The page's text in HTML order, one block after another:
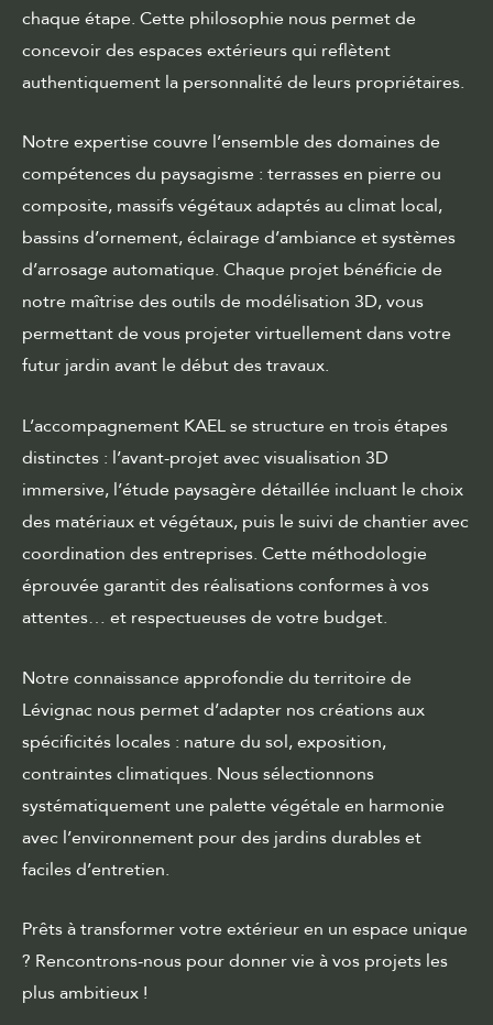
chaque étape. Cette philosophie nous permet de
concevoir des espaces extérieurs qui reflètent
authentiquement la personnalité de leurs propriétaires.
Notre expertise couvre l’ensemble desdomaines de
compétencesdu paysagisme : terrasses en pierre ou
composite, massifs végétaux adaptés au climat local,
bassins d’ornement, éclairage d’ambiance et systèmes
d’arrosage automatique. Chaque projet bénéficie de
notre maîtrise des outils de modélisation 3D, vous
permettant de vous projeter virtuellement dans votre
futur jardin avant le début des travaux.
L’accompagnement KAEL se structure en trois étapes
distinctes : l’avant-projet avec visualisation 3D
immersive, l’étude paysagère détaillée incluant le choix
des matériaux et végétaux, puis le suivi de chantier avec
coordination des entreprises. Cette méthodologie
éprouvée garantit des réalisations conformes à vos
attentes… et respectueuses de votre budget.
Notre connaissance approfondie du territoire de
Lévignac nous permet d’adapter nos créations aux
spécificités locales : nature du sol, exposition,
contraintes climatiques. Nous sélectionnons
systématiquement une palette végétale en harmonie
avec l’environnement pour des jardins durables et
faciles d’entretien.
Prêts à transformer votre extérieur en un espace unique
? Rencontrons-nous pour donner vie à vos projets les
plus ambitieux !